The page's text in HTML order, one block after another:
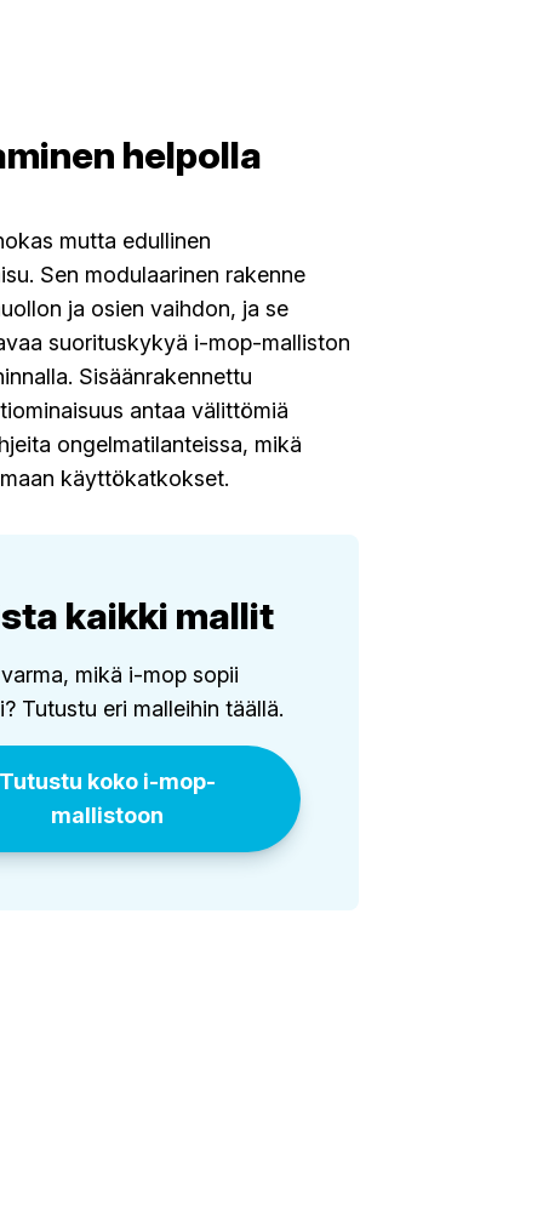
helpolla
mutta edullinen
Sen modulaarinen rakenne
ja osien vaihdon, ja se
suorituskykyä i-mop-malliston
Sisäänrakennettu
antaa välittömiä
ongelmatilanteissa, mikä
käyttökatkokset.
kaikki mallit
mikä i-mop sopii
Tutustu eri malleihin täällä.
Tutustu koko i-mop-
mallistoon